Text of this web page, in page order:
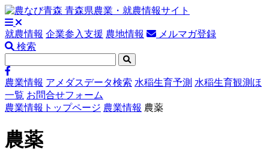
就農情報 企業参入支援 農地情報
メルマガ登録
検索
農業情報 アメダスデータ検索 水稲生育予測 水稲生育観測ほ
一覧 お問合せフォーム
農業情報トップページ 農業情報 農薬
農薬